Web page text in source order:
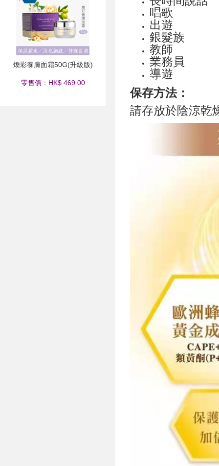
煥彩養膚面霜50G(升級版)
零售價：HK$ 469.00
唱歌
出遊
銀髮族
教師
業務員
導遊
保存方法：
請存放於陰涼乾